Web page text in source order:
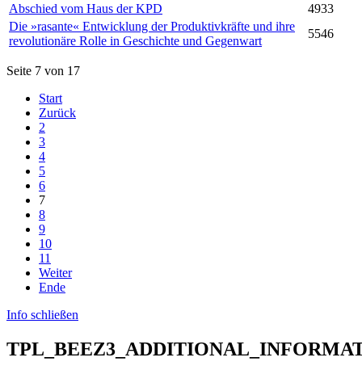
Abschied vom Haus der KPD
4933
Die »ra­san­te« Ent­wick­lung der Pro­duk­tiv­kräf­te und ih­re
re­vo­lu­tio­nä­re Rol­le in Ge­schich­te und Ge­gen­wart
5546
Seite 7 von 17
Start
Zurück
2
3
4
5
6
7
8
9
10
11
Weiter
Ende
Info schließen